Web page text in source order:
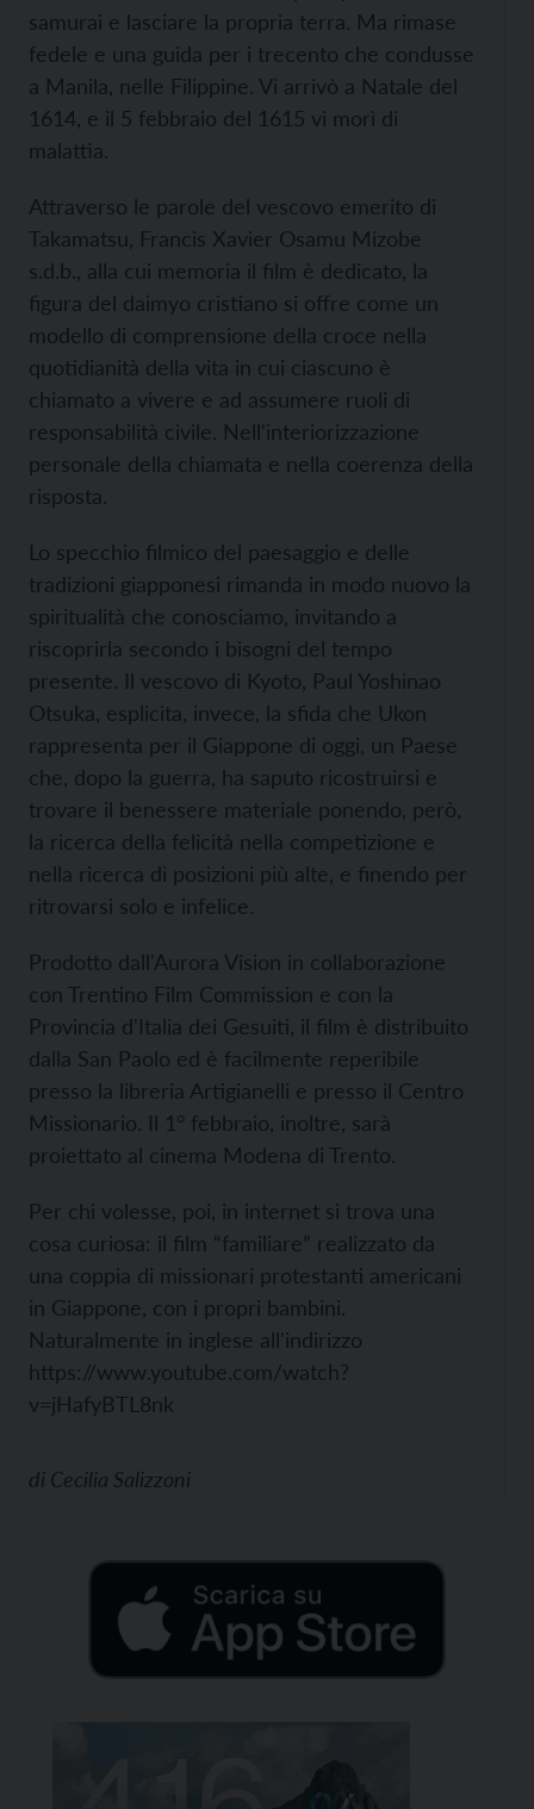
samurai e lasciare la propria terra. Ma rimase
fedele e una guida per i trecento che condusse
a Manila, nelle Filippine. Vi arrivò a Natale del
1614, e il 5 febbraio del 1615 vi morì di
malattia.
Attraverso le parole del vescovo emerito di
Takamatsu, Francis Xavier Osamu Mizobe
s.d.b., alla cui memoria il film è dedicato, la
figura del daimyo cristiano si offre come un
modello di comprensione della croce nella
quotidianità della vita in cui ciascuno è
chiamato a vivere e ad assumere ruoli di
responsabilità civile. Nell'interiorizzazione
personale della chiamata e nella coerenza della
risposta.
Lo specchio filmico del paesaggio e delle
tradizioni giapponesi rimanda in modo nuovo la
spiritualità che conosciamo, invitando a
riscoprirla secondo i bisogni del tempo
presente. Il vescovo di Kyoto, Paul Yoshinao
Otsuka, esplicita, invece, la sfida che Ukon
rappresenta per il Giappone di oggi, un Paese
che, dopo la guerra, ha saputo ricostruirsi e
trovare il benessere materiale ponendo, però,
la ricerca della felicità nella competizione e
nella ricerca di posizioni più alte, e finendo per
ritrovarsi solo e infelice.
Prodotto dall'Aurora Vision in collaborazione
con Trentino Film Commission e con la
Provincia d'Italia dei Gesuiti, il film è distribuito
dalla San Paolo ed è facilmente reperibile
presso la libreria Artigianelli e presso il Centro
Missionario. Il 1° febbraio, inoltre, sarà
proiettato al cinema Modena di Trento.
Per chi volesse, poi, in internet si trova una
cosa curiosa: il film “familiare” realizzato da
una coppia di missionari protestanti americani
in Giappone, con i propri bambini.
Naturalmente in inglese all'indirizzo
https://www.youtube.com/watch?
v=jHafyBTL8nk
di Cecilia Salizzoni